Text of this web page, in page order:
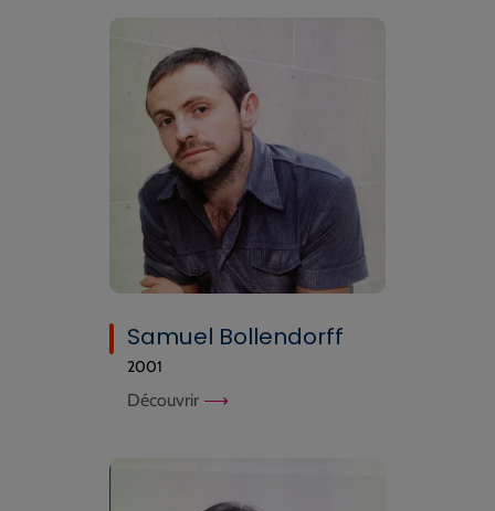
Samuel Bollendorff
2001
Découvrir